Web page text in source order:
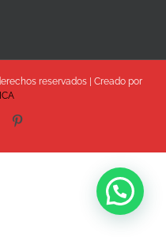
reservados | Creado por